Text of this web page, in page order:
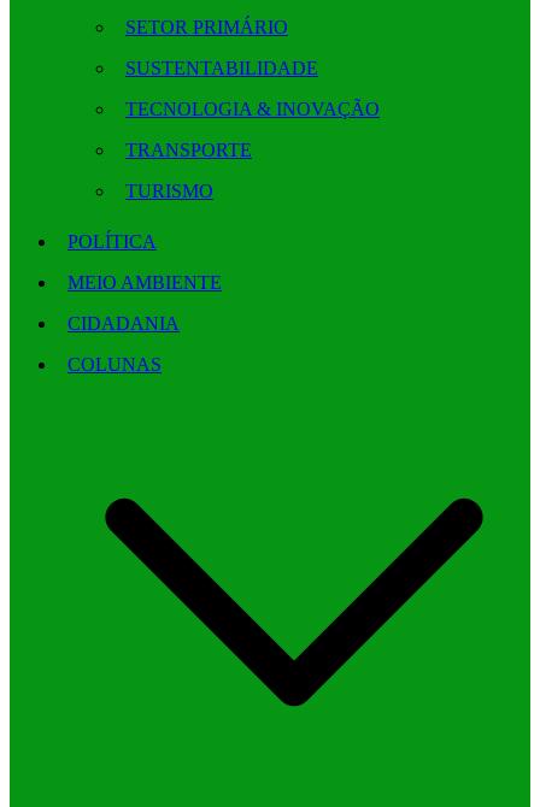
SETOR PRIMÁRIO
SUSTENTABILIDADE
TECNOLOGIA & INOVAÇÃO
TRANSPORTE
TURISMO
POLÍTICA
MEIO AMBIENTE
CIDADANIA
COLUNAS